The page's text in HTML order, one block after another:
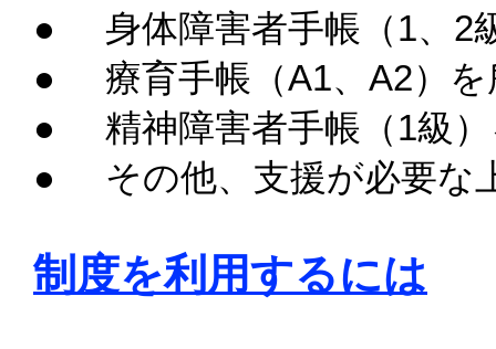
● 身体障害者手帳（1、2
● 療育手帳（A1、A2）を
● 精神障害者手帳（1級）
● その他、支援が必要な
制度を利用するには